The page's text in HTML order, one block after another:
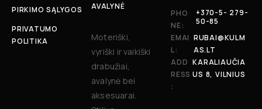
PIRKIMO SĄLYGOS
PRIVATUMO
POLITIKA
AVALYNĖ
Moteriški,
vyriški ir vaikiški
drabužiai,
avalynė bei
aksesuarai.
PHO
NE:
+370-5- 279-
50-85
EMAI
L:
RUBAI@KULM
AS.LT
ADD
RESS
:
KARALIAUČIA
US 8, VILNIUS